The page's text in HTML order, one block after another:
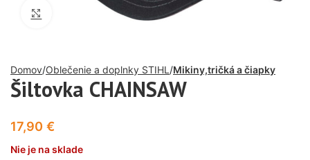
Click to enlarge
Domov Oblečenie a doplnky STIHL Mikiny,tričká a čiapky
Šiltovka CHAINSAW
17,90 €
Nie je na sklade